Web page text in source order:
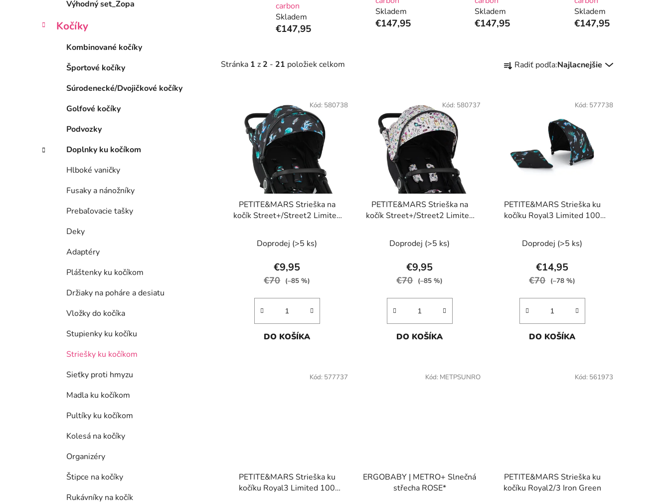
Výhodný set_Zopa
Kočíky
Kombinované kočíky
Športové kočíky
Súrodenecké/Dvojičkové kočíky
Golfové kočíky
Podvozky
Doplnky ku kočíkom
Hlboké vaničky
Fusaky a nánožníky
Prebaľovacie tašky
Deky
Adaptéry
Pláštenky ku kočíkom
Držiaky na poháre a desiatu
Vložky do kočíka
Stupienky ku kočíku
Striešky ku kočíkom
Sieťky proti hmyzu
Madla ku kočíkom
Pultíky ku kočíkom
Kolesá na kočíky
Organizéry
Štipce na kočíky
Rukávníky na kočík
carbon
Skladem
€147,95
Skladem
€147,95
Skladem
€147,95
Skladem
€147,95
Stránka 1 z 2 - 21 položiek celkom
a
u
k
Radiť podľa:Najlacnejšie
PETITE&MARS Strieška na
kočík Street+/Street2 Limited
Doprodej (>5 ks)
€9,95
€70 (–85 %)
DO KOŠÍKA
Kód: 580738
PETITE&MARS Strieška na
kočík Street+/Street2 Limited
Doprodej (>5 ks)
€9,95
€70 (–85 %)
DO KOŠÍKA
Kód: 580737
PETITE&MARS Strieška ku
kočíku Royal3 Limited 100
Doprodej (>5 ks)
€14,95
€70 (–78 %)
DO KOŠÍKA
Kód: 577738
PETITE&MARS Strieška ku
kočíku Royal3 Limited 100
Kód: 577737
ERGOBABY | METRO+ Slnečná
střecha ROSE*
Kód: METPSUNRO
PETITE&MARS Strieška ku
kočíku Royal2/3 Iron Green
Kód: 561973